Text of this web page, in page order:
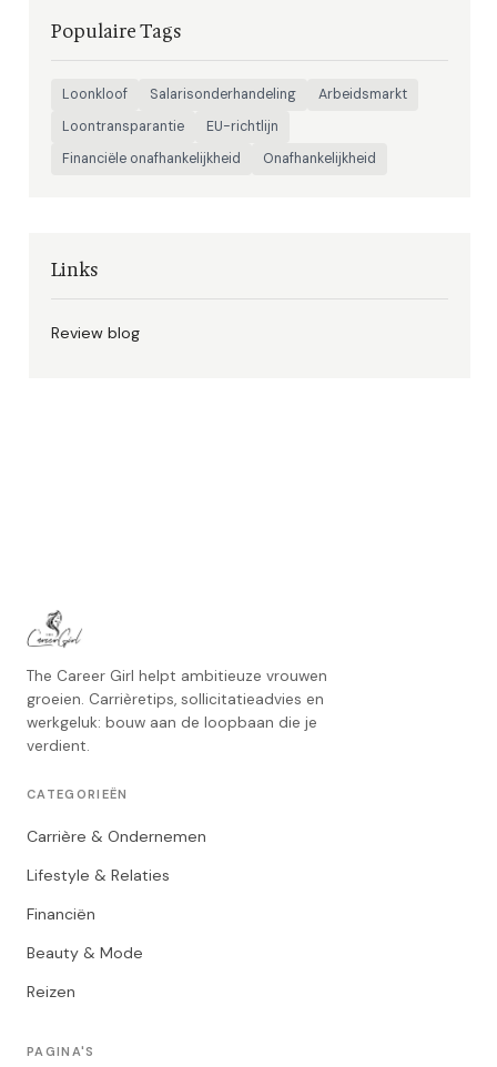
Populaire Tags
Loonkloof Salarisonderhandeling
Arbeidsmarkt
Loontransparantie
EU-richtlijn
Financiële onafhankelijkheid
Onafhankelijkheid
Links
Review blog
The Career Girl helpt ambitieuze vrouwen
groeien. Carrièretips, sollicitatieadvies en
werkgeluk: bouw aan de loopbaan die je
verdient.
CATEGORIEËN
Carrière & Ondernemen
Lifestyle & Relaties
Financiën
Beauty & Mode
Reizen
PAGINA'S